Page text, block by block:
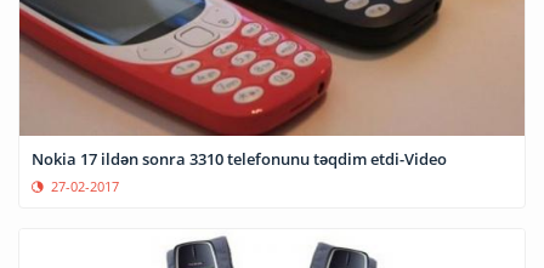
Nokia 17 ildən sonra 3310 telefonunu təqdim etdi-Video
27-02-2017